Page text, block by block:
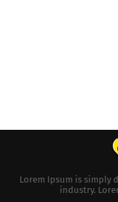
Lorem Ipsum is simply
industry.